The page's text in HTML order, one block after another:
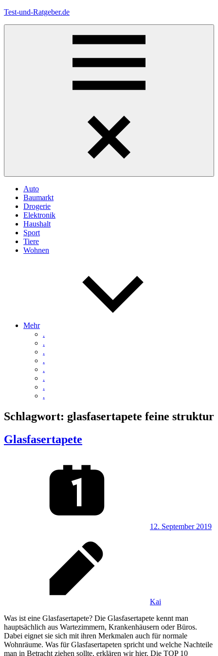
Zum
Test-und-Ratgeber.de
Auto
Baumarkt
Drogerie
Elektronik
Haushalt
Sport
Tiere
Wohnen
Mehr
.
.
.
.
.
.
.
.
Schlagwort: glasfasertapete feine struktur
Glasfasertapete
12. September 2019
Kai
Was ist eine Glasfasertapete? Die Glasfasertapete kennt man
hauptsächlich aus Wartezimmern, Krankenhäusern oder Büros.
Dabei eignet sie sich mit ihren Merkmalen auch für normale
Wohnräume. Was für Glasfasertapeten spricht und welche Nachteile
man in Betracht ziehen sollte, erklären wir hier. Die TOP 10